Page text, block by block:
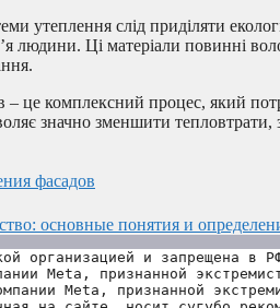
утеплення слід приділяти
людини. Ці матеріали повинні
це комплексний процес, який
значно зменшити
фасадов
основные понятия и
организацией и запрещена в
Meta, признанной
Meta, признанной